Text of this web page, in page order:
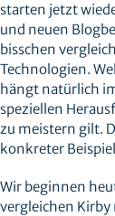
starten jetzt
und neuen
bisschen
Technologien.
hängt natürlich
speziellen
zu meistern gilt.
konkreter
Wir beginnen
vergleichen